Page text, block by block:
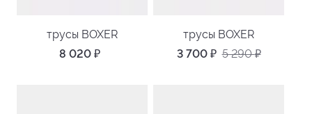
трусы BOXER
8 020 ₽
трусы BOXER
3 700 ₽ 5 290₽